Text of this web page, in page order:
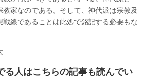
教家なのである。そして、神代派は宗教及
線であることは此処で銘記する必要もな
る人はこちらの記事も読んでい